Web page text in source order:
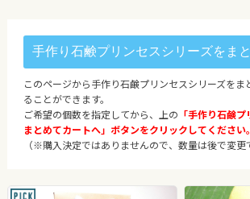
このページから手作り石鹸プリンセスシリーズをま
ることができます。
ご希望の個数を指定してから、上の 「手作り石鹸
まとめてカートへ」ボタンをクリックしてください。
（※購入決定ではありませんので、数量は後で変更